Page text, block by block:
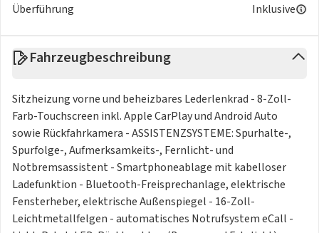
Überführung Inklusive
Fahrzeugbeschreibung
Sitzheizung vorne und beheizbares Lederlenkrad - 8-Zoll-
Farb-Touchscreen inkl. Apple CarPlay und Android Auto
sowie Rückfahrkamera - ASSISTENZSYSTEME: Spurhalte-,
Spurfolge-, Aufmerksamkeits-, Fernlicht- und
Notbremsassistent - Smartphoneablage mit kabelloser
Ladefunktion - Bluetooth-Freisprechanlage, elektrische
Fensterheber, elektrische Außenspiegel - 16-Zoll-
Leichtmetallfelgen - automatisches Notrufsystem eCall -